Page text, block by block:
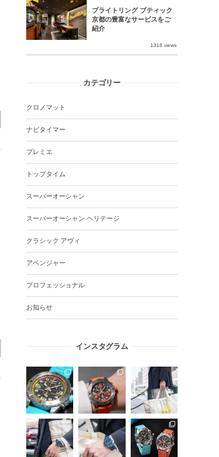
ブライトリング ブティック
京都の豊富なサービスをご
紹介
1318 views
カテゴリー
クロノマット
ナビタイマー
プレミエ
トップタイム
スーパーオーシャン
スーパーオーシャン ヘリテージ
クラシック アヴィ
アベンジャー
プロフェッショナル
お知らせ
インスタグラム